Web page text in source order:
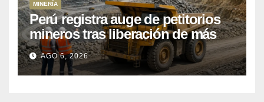
MINERÍA
Perú registra auge de petitorios
mineros tras liberación de más
de mil concesiones para explorar
cobre y oro
AGO 6, 2026